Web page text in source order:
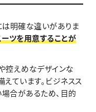
は明確な違いがありま
ツを用意することが
控えめなデザインな
ています。ビジネスス
合があるため、目的